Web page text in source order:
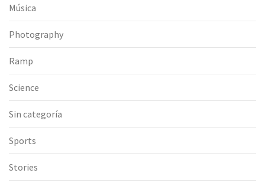
Música
Photography
Ramp
Science
Sin categoría
Sports
Stories